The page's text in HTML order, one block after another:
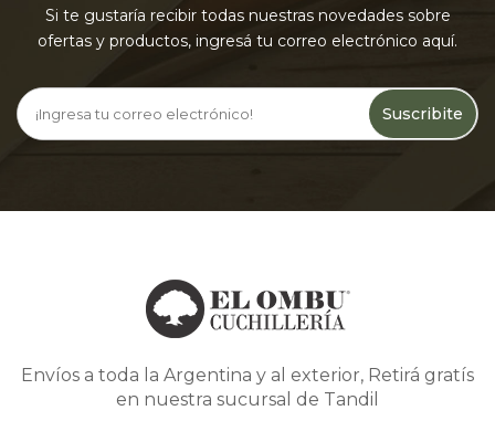
Si te gustaría recibir todas nuestras novedades sobre
ofertas y productos, ingresá tu correo electrónico aquí.
Suscribite
Envíos a toda la Argentina y al exterior, Retirá gratís
en nuestra sucursal de Tandil